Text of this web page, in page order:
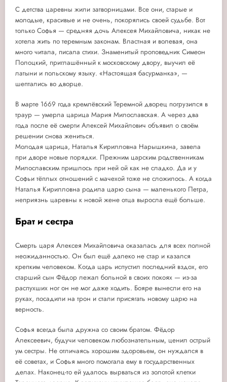
С детства царевны жили затворницами. Все они, старые и
молодые, красивые и не очень, покорялись своей судьбе. Вот
только Софья — средняя дочь Алексея Михайловича, никак не
хотела жить по теремным законам. Властная и волевая, она
много читала, писала стихи. Знаменитый проповедник Симеон
Полоцкий, приглашённый к московскому двору, выучил её
латыни и польскому языку. «Настоящая басурманка», —
шептались во дворце.
В марте 1669 года кремлёвский Теремной дворец погрузился в
траур — умерла царица Мария Милославская. А через два
года после её смерти Алексей Михайлович объявил о своём
решении снова жениться.
Молодая царица, Наталья Кирилловна Нарышкина, завела
при дворе новые порядки. Прежним царским родственникам
Милославским пришлось при ней ой как не сладко. Да и у
Софьи тёплых отношений с мачехой тоже не сложилось. А когда
Наталья Кирилловна родила царю сына — маленького Петра,
неприязнь царевны к новой жене отца выросла ещё больше.
Брат и сестра
Смерть царя Алексея Михайловича оказалась для всех полной
неожиданностью. Он был ещё далеко не стар и казался
крепким человеком. Когда царь испустил последний вздох, его
старший сын Фёдор лежал больной в своих покоях — из-за
распухших ног он не мог даже ходить. Бояре вынесли его на
руках, посадили на трон и стали присягать новому царю на
верность.
Софья всегда была дружна со своим братом. Фёдор
Алексеевич, будучи человеком любознательным, ценил острый
ум сестры. Не отличаясь хорошим здоровьем, он нуждался в
её советах, и Софья много помогала ему в государственных
делах. Наконец-то ей удалось вырваться из золотой клетки